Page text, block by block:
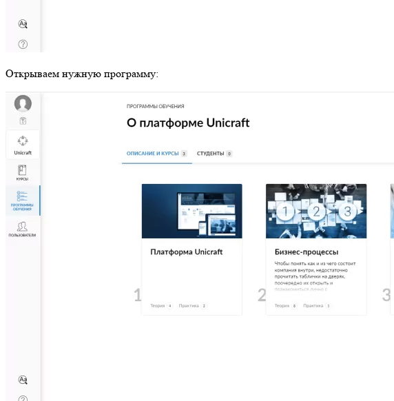
Открываем нужную программу: